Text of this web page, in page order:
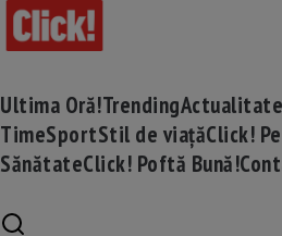
Ultima Oră!TrendingActualitate
TimeSportStil de viațăClick!
SănătateClick! Poftă Bună!